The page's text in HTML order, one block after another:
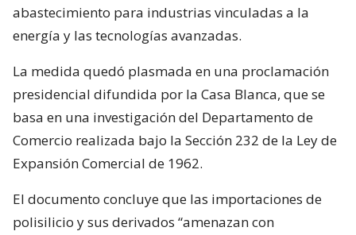
abastecimiento para industrias vinculadas a la
energía y las tecnologías avanzadas.
La medida quedó plasmada en una proclamación
presidencial difundida por la Casa Blanca, que se
basa en una investigación del Departamento de
Comercio realizada bajo la Sección 232 de la Ley de
Expansión Comercial de 1962.
El documento concluye que las importaciones de
polisilicio y sus derivados “amenazan con